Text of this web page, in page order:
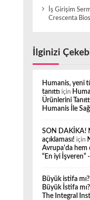
İş Girişim
Crescenta
İlginizi
Humanis, yeni
tanıttıiçin
Ürünlerini
Humanis İle
SON DAKİKA!
açıklaması! için
Avrupa'da hem
“En iyi İşveren” -
Büyük istifa
Büyük İstifa
The Integral